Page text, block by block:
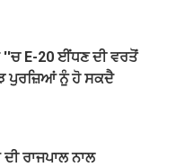
''ਚ E-20 ਈਂਧਣ ਦੀ ਵਰਤੋਂ
ਪੁਰਜ਼ਿਆਂ ਨੂੰ ਹੋ ਸਕਦੈ
ਰਾਜਪਾਲ ਨਾਲ